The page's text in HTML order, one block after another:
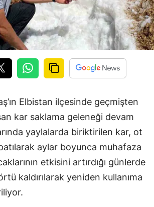
Elbistan ilçesinde geçmişten
kar saklama geleneği devam
yaylalarda biriktirilen kar, ot
aylar boyunca muhafaza
etkisini artırdığı günlerde
kaldırılarak yeniden kullanıma